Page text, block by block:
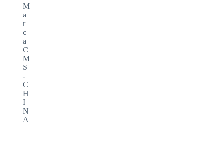
M
a
r
c
a
C
M
S
-
C
H
I
N
A